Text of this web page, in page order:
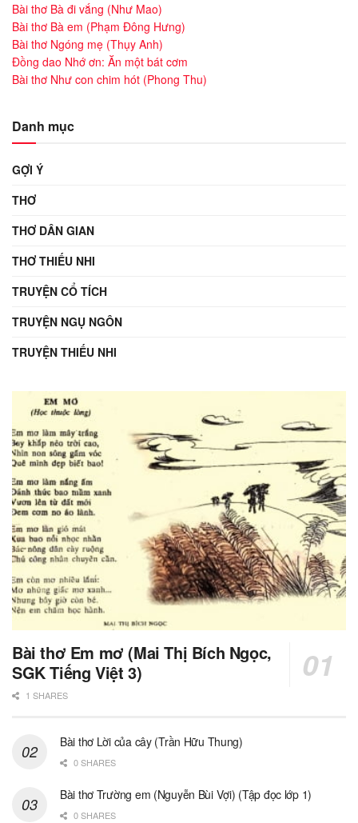
Bài thơ Bà đi vắng (Như Mao)
Bài thơ Bà em (Phạm Đông Hưng)
Bài thơ Ngóng mẹ (Thụy Anh)
Đồng dao Nhớ ơn: Ăn một bát cơm
Bài thơ Như con chim hót (Phong Thu)
Danh mục
GỢI Ý
THƠ
THƠ DÂN GIAN
THƠ THIẾU NHI
TRUYỆN CỔ TÍCH
TRUYỆN NGỤ NGÔN
TRUYỆN THIẾU NHI
Bài thơ Em mơ (Mai Thị Bích Ngọc,
SGK Tiếng Việt 3)
1 SHARES
Bài thơ Lời của cây (Trần Hữu Thung)
0 SHARES
Bài thơ Trường em (Nguyễn Bùi Vợi) (Tập đọc lớp 1)
0 SHARES